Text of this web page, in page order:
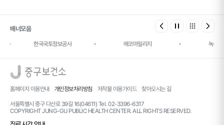
배너모음
한국국토정보공사 에코마일리지 녹색건
홈페이지 이용안내 개인정보처리방침 저작물 이용가이드 찾아오시는 길
서울특별시 중구 다산로 39길 16(04611) Tel. 02-3396-6317
COPYRIGHT JUNG-GU PUBLIC HEALTH CENTER. ALL RIGHTS RESERVED.